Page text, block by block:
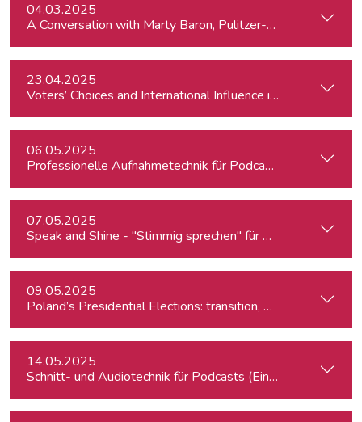
04.03.2025
A Conversation with Marty Baron, Pulitzer-winning US
23.04.2025
Voters’ Choices and International Influence in Romania’s
06.05.2025
Professionelle Aufnahmetechnik für Podcasts & Radio
07.05.2025
Speak and Shine - "Stimmig sprechen" für Podcast,
09.05.2025
Poland’s Presidential Elections: transition, migration, war,
14.05.2025
Schnitt- und Audiotechnik für Podcasts (Einsteiger:innen)